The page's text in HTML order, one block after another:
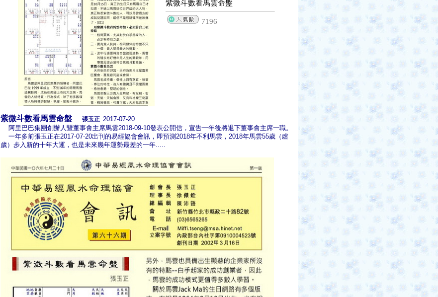
紫微斗數看馬雲命盤
7196
紫微斗數看馬雲命盤 張玉正 2017-07-20
阿里巴巴集團創辦人暨董事會主席馬雲2018-09-10發表公開信，宣告一年後將退下董事會主席一職。
一年多前張玉正在2017-07-20出刊的易經協會會訊，即預測2018年不利馬雲，2018年馬雲55歲（虛
歲）步入新的十年大運，也是未來幾年運勢最差的一年.....